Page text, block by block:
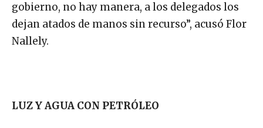
gobierno, no hay manera, a los delegados los
dejan atados de manos sin recurso”, acusó Flor
Nallely.
LUZ Y AGUA CON PETRÓLEO